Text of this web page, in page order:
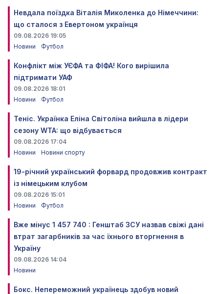
Невдала поїздка Віталія Миколенка до Німеччини:
що сталося з Евертоном українця
09.08.2026 19:05
Новини
Футбол
Конфлікт між УЄФА та ФІФА! Кого вирішила
підтримати УАФ
09.08.2026 18:01
Новини
Футбол
Теніс. Українка Еліна Світоліна вийшла в лідери
сезону WTA: що відбувається
09.08.2026 17:04
Новини
Новини спорту
19-річний український форвард продовжив контракт
із німецьким клубом
09.08.2026 15:01
Новини
Футбол
Вже мінус 1 457 740 : Генштаб ЗСУ назвав свіжі дані
втрат загарбників за час їхнього вторгнення в
Україну
09.08.2026 14:04
Новини
Бокс. Непереможний українець здобув новий